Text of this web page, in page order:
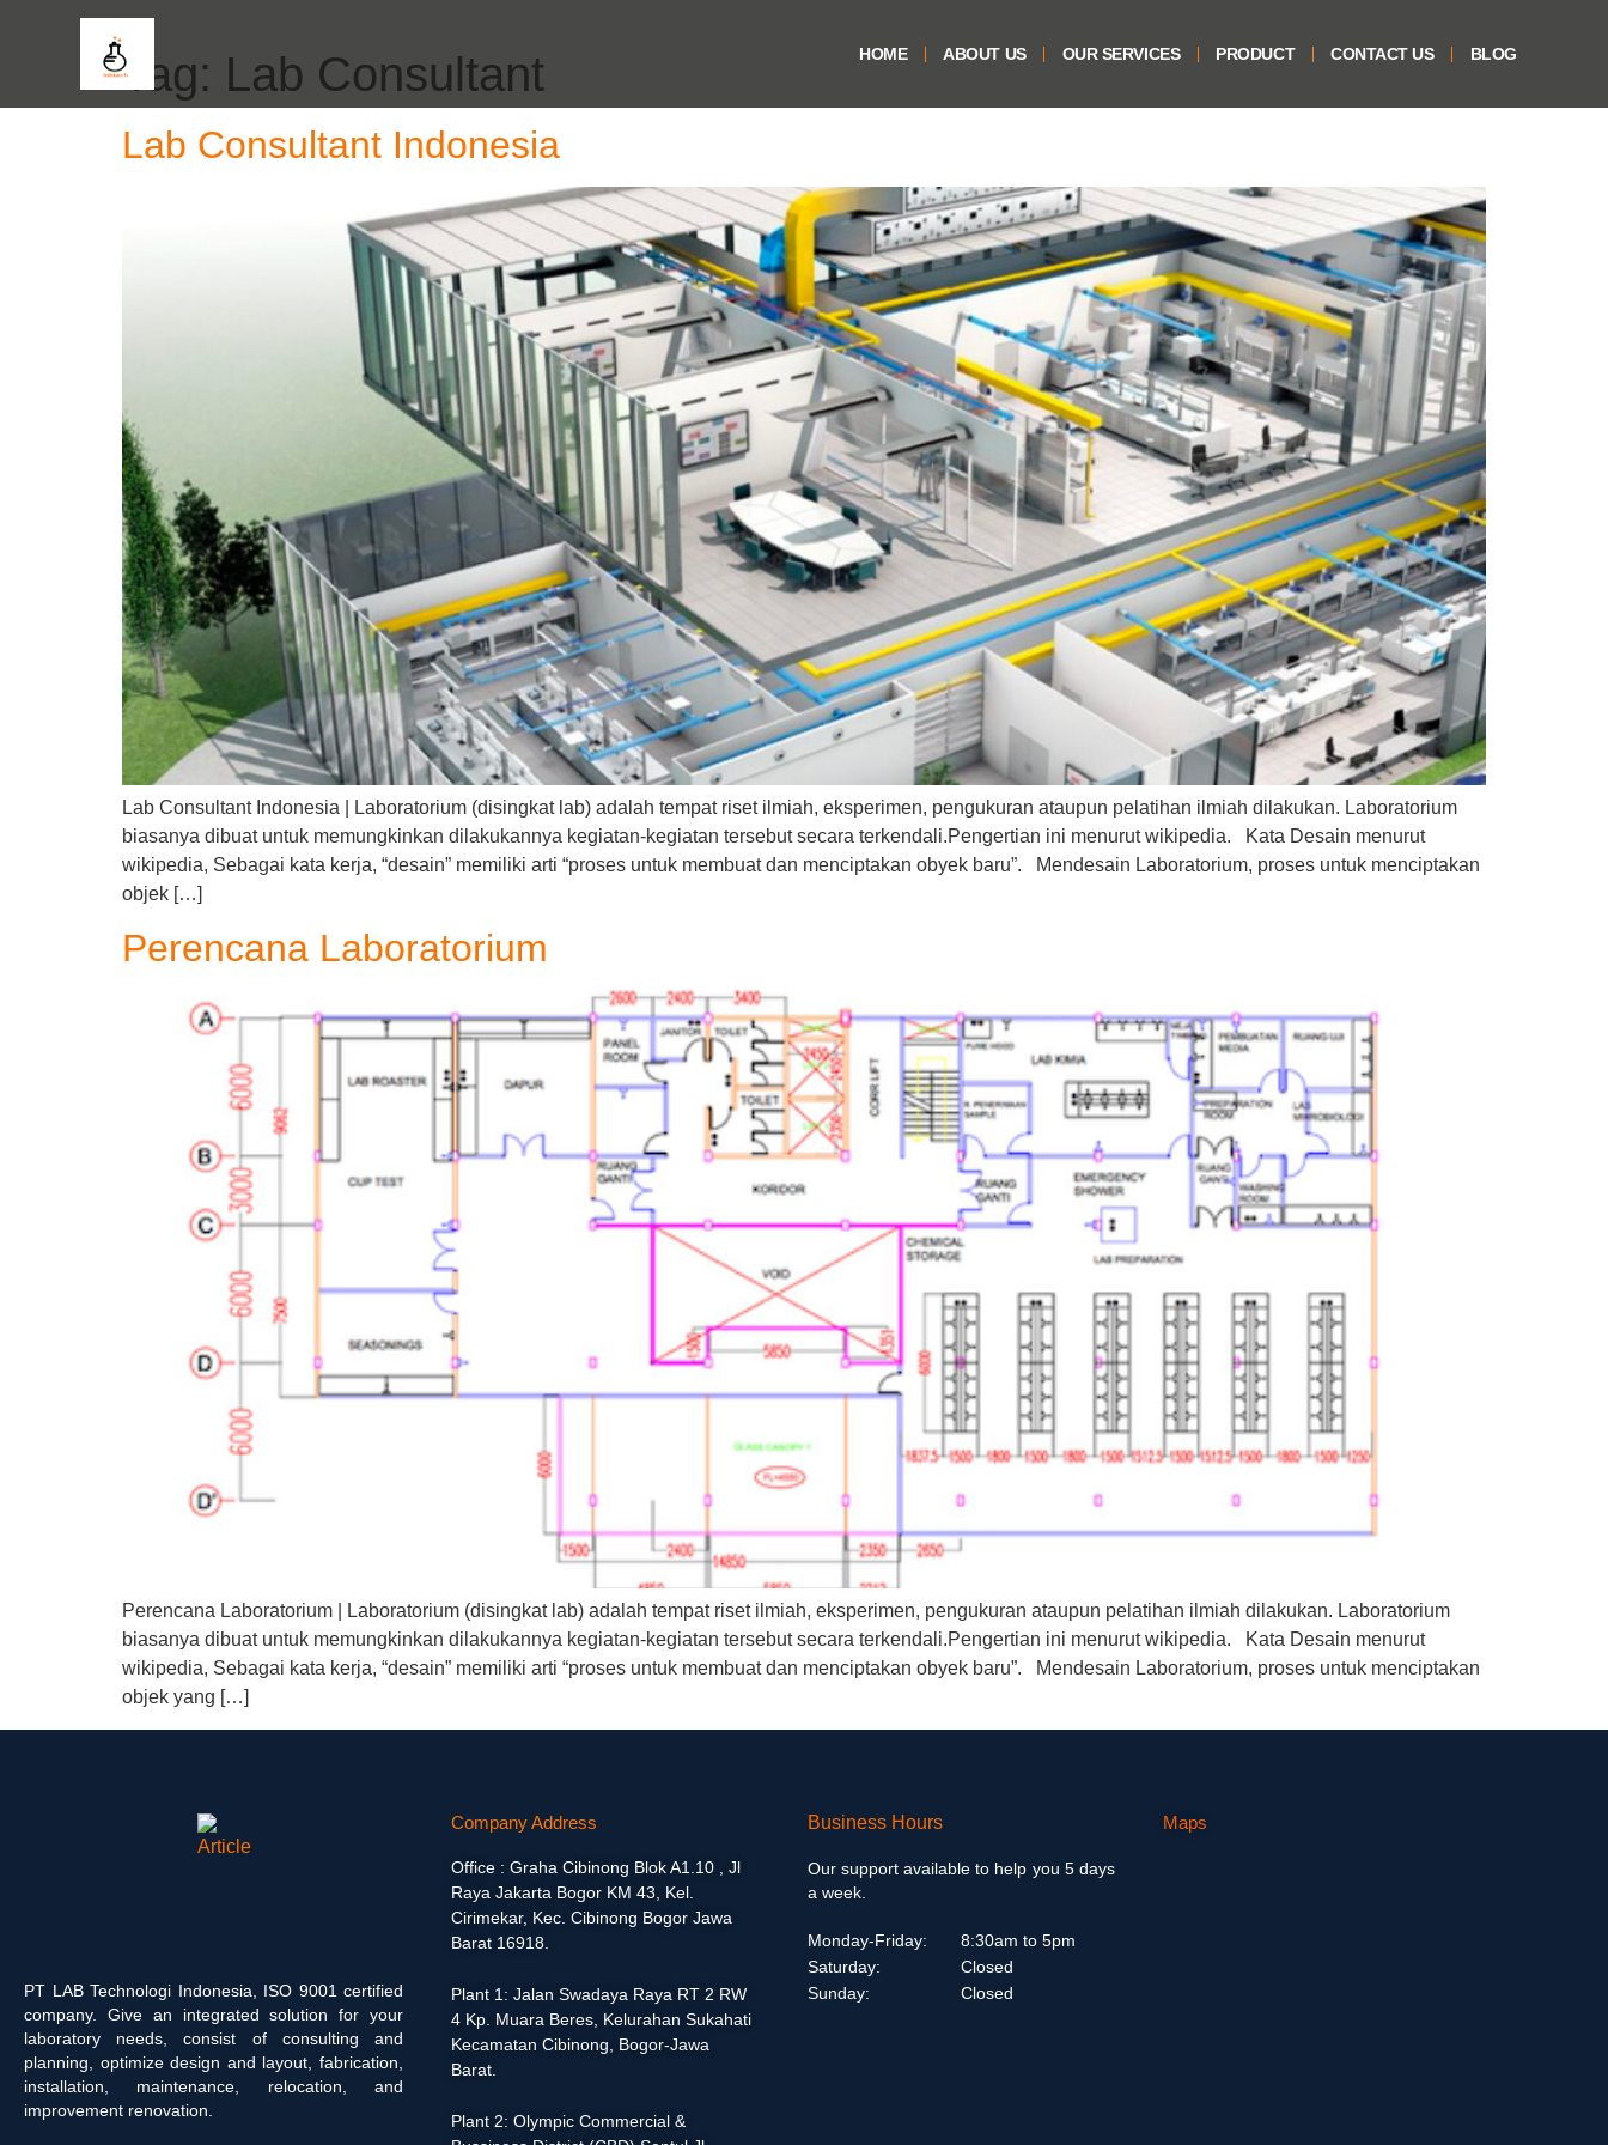
HOME ABOUT US OUR SERVICES PRODUCT CONTACT US BLOG
Tag: Lab Consultant
Lab Consultant Indonesia
Lab Consultant Indonesia | Laboratorium (disingkat lab) adalah tempat riset ilmiah, eksperimen, pengukuran ataupun pelatihan ilmiah dilakukan. Laboratorium
biasanya dibuat untuk memungkinkan dilakukannya kegiatan-kegiatan tersebut secara terkendali.Pengertian ini menurut wikipedia. Kata Desain menurut
wikipedia, Sebagai kata kerja, “desain” memiliki arti “proses untuk membuat dan menciptakan obyek baru”. Mendesain Laboratorium, proses untuk menciptakan
objek […]
Perencana Laboratorium
Perencana Laboratorium | Laboratorium (disingkat lab) adalah tempat riset ilmiah, eksperimen, pengukuran ataupun pelatihan ilmiah dilakukan. Laboratorium
biasanya dibuat untuk memungkinkan dilakukannya kegiatan-kegiatan tersebut secara terkendali.Pengertian ini menurut wikipedia. Kata Desain menurut
wikipedia, Sebagai kata kerja, “desain” memiliki arti “proses untuk membuat dan menciptakan obyek baru”. Mendesain Laboratorium, proses untuk menciptakan
objek yang […]
PT LAB Technologi Indonesia, ISO 9001 certified
company. Give an integrated solution for your
laboratory needs, consist of consulting and
planning, optimize design and layout, fabrication,
installation, maintenance, relocation, and
improvement renovation.
Company Address
Office : Graha Cibinong Blok A1.10 , Jl
Raya Jakarta Bogor KM 43, Kel.
Cirimekar, Kec. Cibinong Bogor Jawa
Barat 16918.
Plant 1: Jalan Swadaya Raya RT 2 RW
4 Kp. Muara Beres, Kelurahan Sukahati
Kecamatan Cibinong, Bogor-Jawa
Barat.
Plant 2: Olympic Commercial &
Business Hours
Our support available to help you 5 days
a week.
Monday-Friday:
Saturday:
Sunday:
8:30am to 5pm
Closed
Closed
Maps